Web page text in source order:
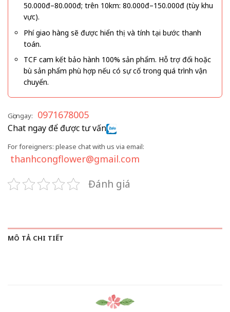
50.000đ–80.000đ; trên 10km: 80.000đ–150.000đ (tùy khu
vực).
Phí giao hàng sẽ được hiển thị và tính tại bước thanh
toán.
TCF cam kết bảo hành 100% sản phẩm. Hỗ trợ đổi hoặc
bù sản phẩm phù hợp nếu có sự cố trong quá trình vận
chuyển.
Gọi ngay: 0971678005
Chat ngay để được tư vấn
For foreigners: please chat with us via email:
thanhcongflower@gmail.com
Đánh giá
MÔ TẢ CHI TIẾT